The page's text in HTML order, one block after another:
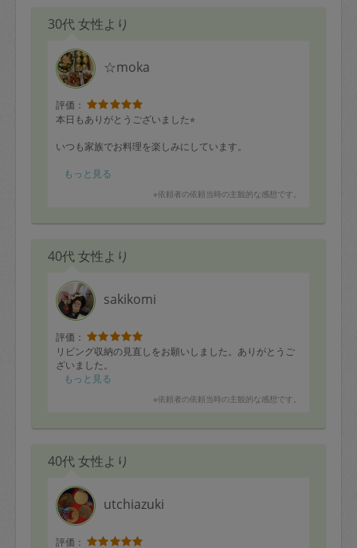
30代 女性より
☆moka
評価：
本日もありがとうございました⭐︎
いつも家族でお料理を楽しみにしています。
moka様のお陰で息子が少しずつですが・・野菜を食べる
※moka様が作った料理限定ですが・・笑
また宜しくお願い致します♡
もっと見る
※依頼者の依頼当時の主観的な感想です。
40代 女性より
sakikomi
評価：
リビング収納の見直しをお願いしました。ありがとうご
ざいました。
もっと見る
※依頼者の依頼当時の主観的な感想です。
40代 女性より
utchiazuki
評価：